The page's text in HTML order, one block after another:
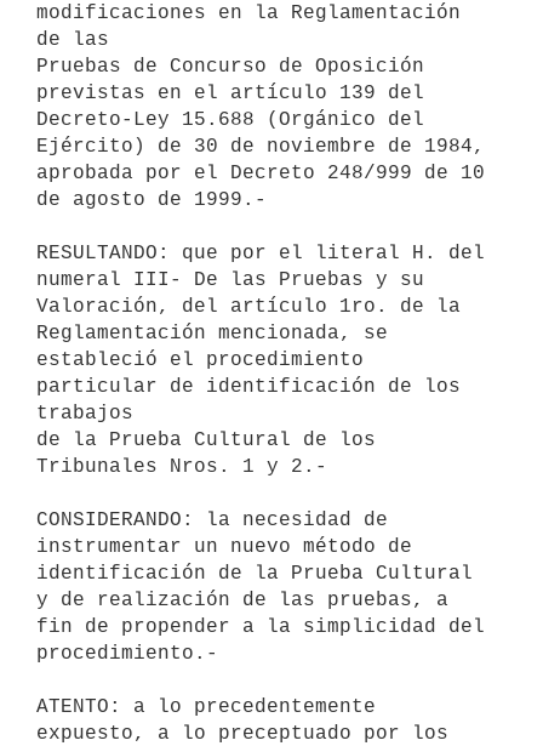
modificaciones en la Reglamentación
de las
Pruebas de Concurso de Oposición
previstas en el artículo 139 del
Decreto-Ley 15.688 (Orgánico del
Ejército) de 30 de noviembre de 1984,
aprobada por el Decreto 248/999 de 10
de agosto de 1999.-
RESULTANDO: que por el literal H. del
numeral III- De las Pruebas y su
Valoración, del artículo 1ro. de la
Reglamentación mencionada, se
estableció el procedimiento
particular de identificación de los
trabajos
de la Prueba Cultural de los
Tribunales Nros. 1 y 2.-
CONSIDERANDO: la necesidad de
instrumentar un nuevo método de
identificación de la Prueba Cultural
y de realización de las pruebas, a
fin de propender a la simplicidad del
procedimiento.-
ATENTO: a lo precedentemente
expuesto, a lo preceptuado por los